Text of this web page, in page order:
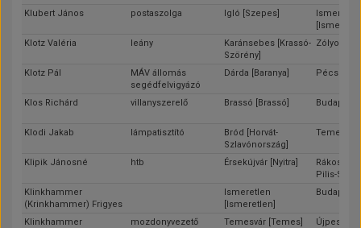
Klubert János postaszolga Igló [Szepes]
Klotz Valéria
leány
Karánsebes [Krassó-
Szörény]
Zólyom
Klotz Pál
MÁV állomás
segédfelvigyázó
Dárda [Baranya] Pécs
Klos Richárd villanyszerelő Brassó [Brassó] Budapest
Klodi Jakab lámpatisztító
Bród [Horvát-
Szlavónország]
Temesvár
Klipik Jánosné htb Érsekújvár [Nyitra]
Pilis-Solt-
Klinkhammer
(Krinkhammer) Frigyes
Ismeretlen
[Ismeretlen]
Budapest
Klinkhammer
mozdonyvezető Temesvár [Temes]
Újpest